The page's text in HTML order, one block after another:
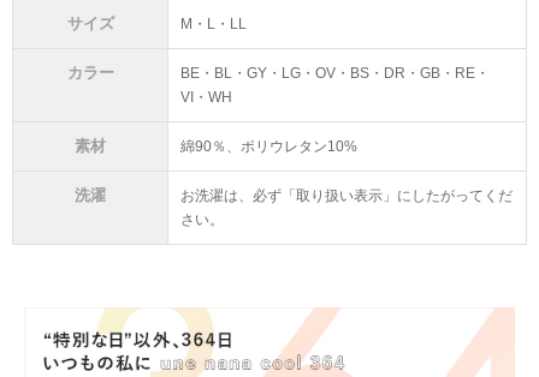
サイズ M・L・LL
カラー
BE・BL・GY・LG・OV・BS・DR・GB・RE・
VI・WH
素材 綿90％、ポリウレタン10%
洗濯
お洗濯は、必ず「取り扱い表示」にしたがってくだ
さい。